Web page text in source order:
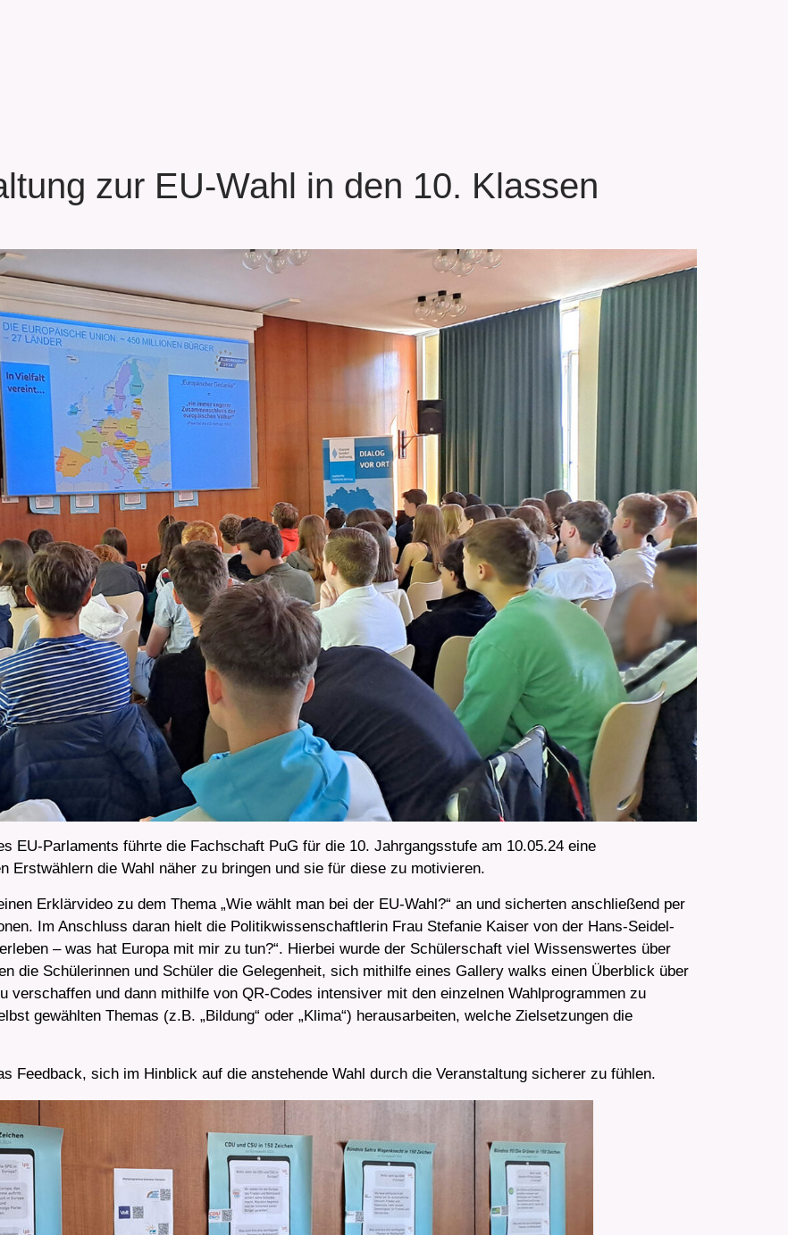
zur EU-Wahl in den 10. Klassen
EU-Parlaments führte die Fachschaft PuG für die 10. Jahrgangsstufe am 10.05.24 eine
Erstwählern die Wahl näher zu bringen und sie für diese zu motivieren.
Erklärvideo zu dem Thema „Wie wählt man bei der EU-Wahl?“ an und sicherten anschließend per
Im Anschluss daran hielt die Politikwissenschaftlerin Frau Stefanie Kaiser von der Hans-Seidel-
– was hat Europa mit mir zu tun?“. Hierbei wurde der Schülerschaft viel Wissenswertes über
die Schülerinnen und Schüler die Gelegenheit, sich mithilfe eines Gallery walks einen Überblick über
verschaffen und dann mithilfe von QR-Codes intensiver mit den einzelnen Wahlprogrammen zu
gewählten Themas (z.B. „Bildung“ oder „Klima“) herausarbeiten, welche Zielsetzungen die
Feedback, sich im Hinblick auf die anstehende Wahl durch die Veranstaltung sicherer zu fühlen.